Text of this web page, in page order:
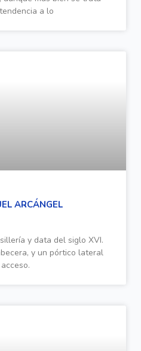
a lo
ARCÁNGEL
y data del siglo XVI.
y un pórtico lateral